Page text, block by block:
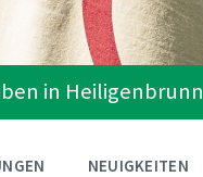
in Heiligenbrunn
NEUIGKEITEN